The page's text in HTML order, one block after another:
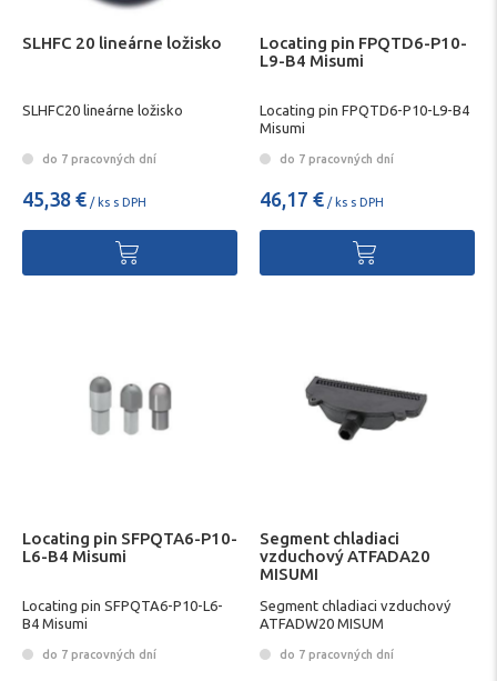
SLHFC 20 lineárne ložisko
SLHFC20 lineárne ložisko
do 7 pracovných dní
45,38 € / ks s DPH
Locating pin FPQTD6-P10-
L9-B4 Misumi
Locating pin FPQTD6-P10-L9-B4
Misumi
do 7 pracovných dní
46,17 € / ks s DPH
Locating pin SFPQTA6-P10-
L6-B4 Misumi
Locating pin SFPQTA6-P10-L6-
B4 Misumi
do 7 pracovných dní
Segment chladiaci
vzduchový ATFADA20
MISUMI
Segment chladiaci vzduchový
ATFADW20 MISUM
do 7 pracovných dní